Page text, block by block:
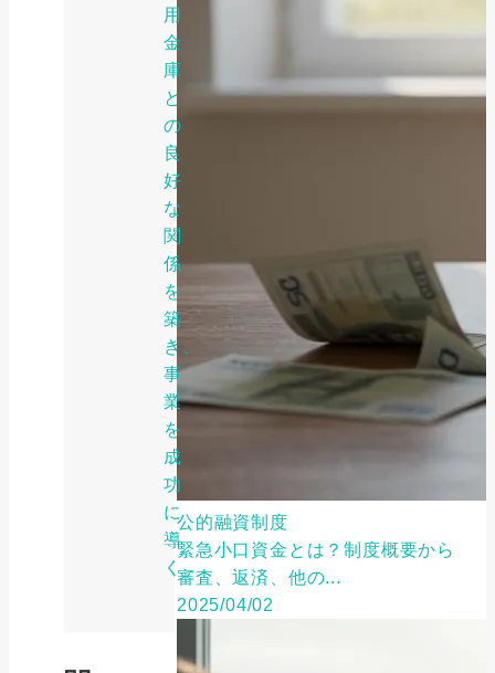
用
金
庫
と
の
良
好
な
関
係
を
築
き、
事
業
を
成
功
に
導
く
公的融資制度
緊急小口資金とは？制度概要から
審査、返済、他の...
2025/04/02